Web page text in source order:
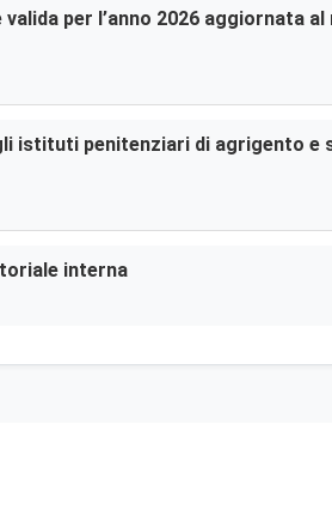
per l’anno 2026 aggiornata al
istituti penitenziari di agrigento e
interna